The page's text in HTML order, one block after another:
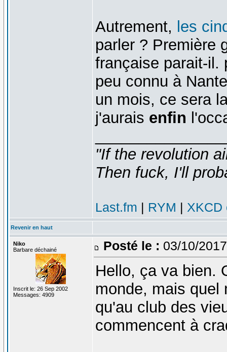
Autrement, les
parler ? Première
française parait-il.
peu connu à
un mois, ce sera
j'aurais enfin
"If the revolution
Then fuck, I'll
Last.fm | RYM | XKCD
Revenir en haut
Niko
Barbare déchainé
Inscrit le: 26 Sep 2002
Messages: 4909
Posté le : 03/10/
Hello, ça va bien.
monde, mais quel
qu'au club des
commencent à